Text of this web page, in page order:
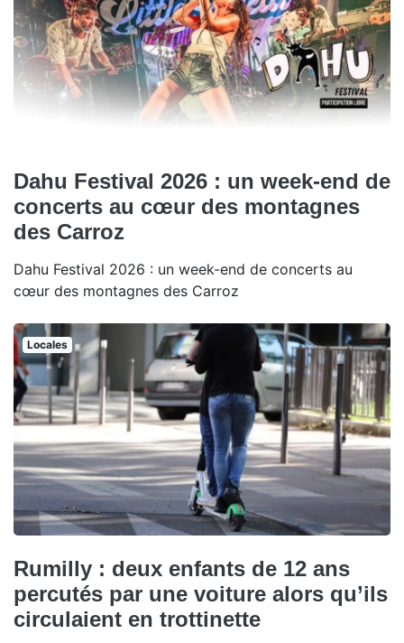
Dahu Festival 2026 : un week-end de
concerts au cœur des montagnes
des Carroz
Dahu Festival 2026 : un week-end de concerts au
cœur des montagnes des Carroz
Locales
Rumilly : deux enfants de 12 ans
percutés par une voiture alors qu’ils
circulaient en trottinette